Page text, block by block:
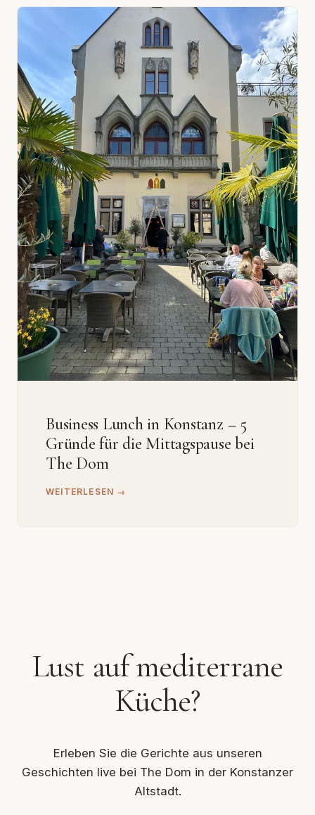
Business Lunch in Konstanz – 5
Gründe für die Mittagspause bei
The Dom
WEITERLESEN →
Lust auf mediterrane
Küche?
Erleben Sie die Gerichte aus unseren
Geschichten live bei The Dom in der Konstanzer
Altstadt.